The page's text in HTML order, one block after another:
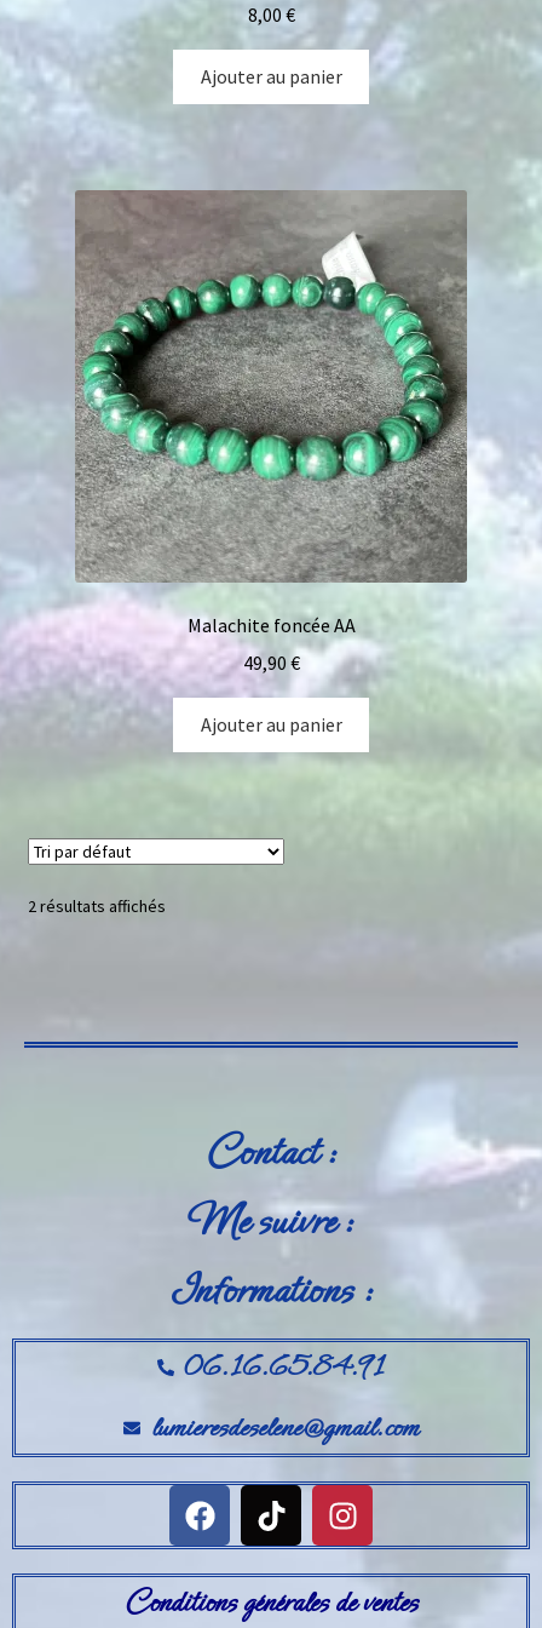
8,00€
Ajouter au panier
Malachite foncée AA
49,90 €
Ajouter au panier
2 résultats affichés
Contact :
Me suivre :
Informations :
06.16.65.84.91
lumieresdeselene@gmail.com
Conditions générales de ventes